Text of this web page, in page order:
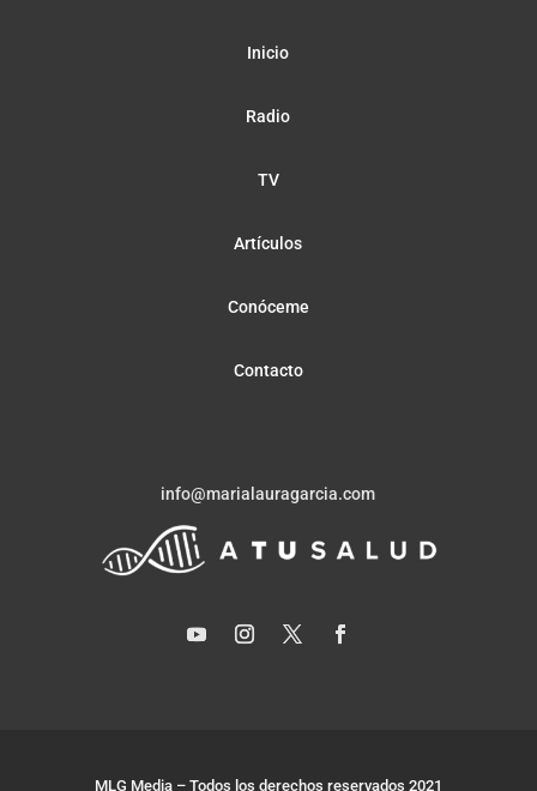
Inicio
Radio
TV
Artículos
Conóceme
Contacto
info@marialauragarcia.com
MLG Media – Todos los derechos reservados 2021